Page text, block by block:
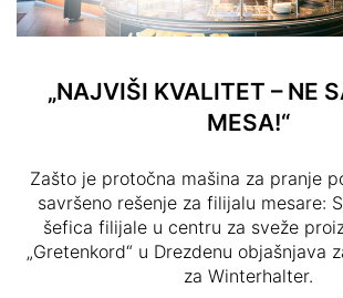
„NAJVIŠI KVALITET – NE
MESA!“
Zašto je protočna mašina za pranje
savršeno rešenje za filijalu mesare:
šefica filijale u centru za sveže
„Gretenkord“ u Drezdenu objašnjava
za Winterhalter.